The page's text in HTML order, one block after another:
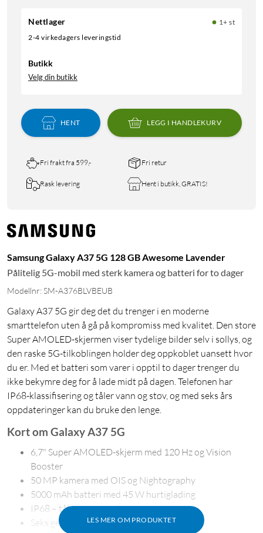
Nettlager
1+ st
2-4 virkedagers leveringstid
Butikk
Velg din butikk
HENT LEGG I HANDLEKURV
Fri frakt fra 599,- Fri retur
Rask levering Hent i butikk, GRATIS!
Samsung Galaxy A37 5G 128 GB Awesome Lavender
Pålitelig 5G-mobil med sterk kamera og batteri for to dager
Modellnr: SM-A376BLVBEUB
Galaxy A37 5G gir deg det du trenger i en moderne
smarttelefon uten å gå på kompromiss med kvalitet. Den store
Super AMOLED-skjermen viser tydelige bilder selv i sollys, og
den raske 5G-tilkoblingen holder deg oppkoblet uansett hvor
du er. Med et batteri som varer i opptil to dager trenger du
ikke bekymre deg for å lade midt på dagen. Telefonen har
IP68-klassifisering og tåler vann og støv, og med seks års
oppdateringer kan du bruke den lenge.
LES MER OM PRODUKTET
Kort om Galaxy A37 5G
6,7" Super AMOLED-skjerm med 120 Hz og Vision
Booster
50 MP kamera med OIS og Nightography
5000 mAh batteri med 45 W hurtiglading
IP68 – tåler vann og støv
Seks generasjoner OS-oppdateringer